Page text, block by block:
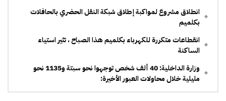
انطلاق مشروع لمواكبة إطلاق شبكة النقل الحضري بالحافلات
بكلميم
انقطاعات متكررة للكهرباء بكلميم هذا الصباح ، تثير استياء
الساكنة
وزارة الداخلية: 40 ألف شخص توجهوا نحو سبتة و1135 نحو
مليلية خلال محاولات العبور الأخيرة: